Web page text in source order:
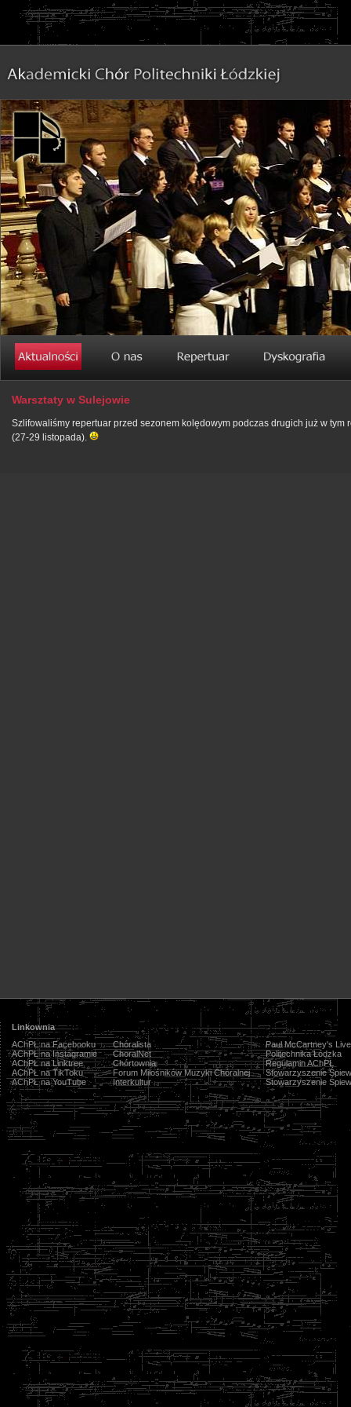
Warsztaty w Sulejowie
Szlifowaliśmy repertuar przed sezonem kolędowym podczas drugich już w tym
(27-29 listopada).
Linkownia
AChPŁ na Facebooku
AChPŁ na Instagramie
AChPŁ na Linktree
AChPŁ na TikToku
AChPŁ na YouTube
Chóralista
ChoralNet
Chórtownia
Forum Miłośników Muzyki Chóralnej
Interkultur
Paul McCartney's
Politechnika Łódzka
Regulamin AChPŁ
Stowarzyszenie
Stowarzyszenie